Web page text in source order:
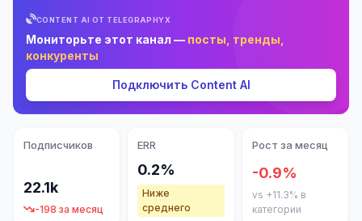
CONTENT AI ОТ TELEGRAPHYX
Мониторьте этот канал — посты, тренды,
конкуренты
Подключить Content AI
Подписчиков
22.1k
-198 за месяц
ERR
0.2%
Ниже
среднего
Рост за месяц
-0.9%
vs +11.3% в
категории